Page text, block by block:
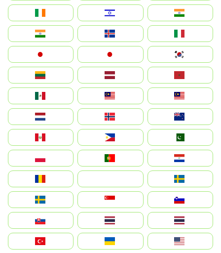
Ireland
ישראל
भारत
India
Ísland
Italia
Japan
日本
대한민국
Lietuva
Latvija
Maroc
México
Malaysia (MS)
Malaysia
Nederland
Norge
New Zealand
Perú
Philippines
Pakistan
Polska
Portugal
Paraguay
România
На русском
Sweden
Sverige
Singapore
Slovenija
Slovensko
Thailand
ไทย
Türkiye
Україна
United States